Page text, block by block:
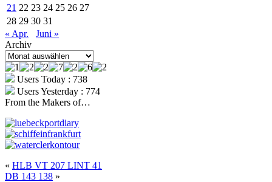
21 22 23 24 25 26 27
28 29 30 31
« Apr.
Juni »
Archiv
Archiv
Users Today : 738
Users Yesterday : 774
From the Makers of…
« HLB VT 207 LINT 41
DB 143 138 »